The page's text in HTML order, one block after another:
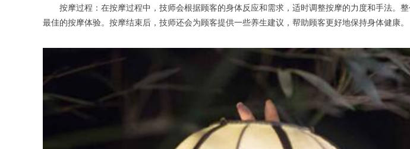
按摩过程：在按摩过程中，技师会根据顾客的身体反应和需求，适时调整按摩的力度和手法。
最佳的按摩体验。按摩结束后，技师还会为顾客提供一些养生建议，帮助顾客更好地保持身体健康。